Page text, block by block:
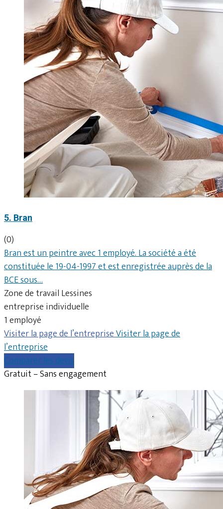
5. Bran
(0)
Bran est un peintre avec 1 employé. La société a été
constituée le 19-04-1997 et est enregistrée auprès de la
BCE sous…
Zone de travail Lessines
entreprise individuelle
1 employé
Visiter la page de l’entrepriseVisiter la page de
l’entreprise
Comparer les devis
Gratuit – Sans engagement